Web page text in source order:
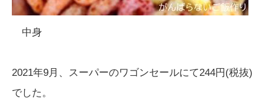
中身
2021年9月、スーパーのワゴンセールにて244円(税抜)
でした。